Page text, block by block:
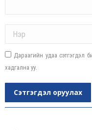
Дараагийн удаа сэтгэгдэл
хадгална уу.
Сэтгэгдэл оруулах